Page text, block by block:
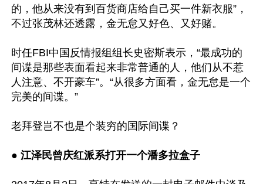
的，他从来没有到百货商店给自己买一件新衣服”，
不过张茂林还透露，金无怠又好色、又好赌。
时任FBI中国反情报组组长史密斯表示，“最成功的
间谍是那些表面看起来非常普通的人，他们从不惹
人注意、不开豪车”。“从很多方面看，金无怠是一个
完美的间谍。”
老拜登岂不也是个装穷的国际间谍？
● 江泽民曾庆红派系打开一个潘多拉盒子